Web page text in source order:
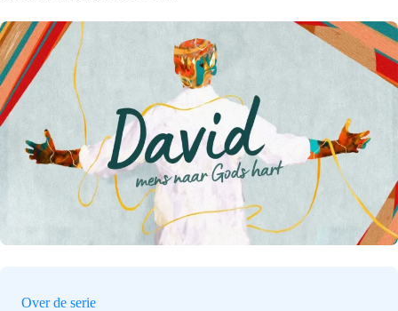
Over de serie